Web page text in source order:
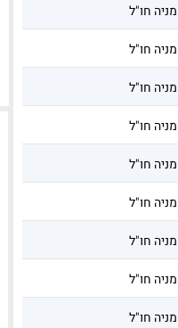
מניה חו"ל
מניה חו"ל
מניה חו"ל
מניה חו"ל
מניה חו"ל
מניה חו"ל
מניה חו"ל
מניה חו"ל
מניה חו"ל